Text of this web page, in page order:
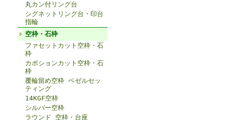
丸カン付リング台
シグネットリング台・印台
指輪
空枠・石枠
ファセットカット空枠・石
枠
カボションカット空枠・石
枠
覆輪留め空枠 ベゼルセッ
ティング
14KGF空枠
シルバー空枠
ラウンド 空枠・台座